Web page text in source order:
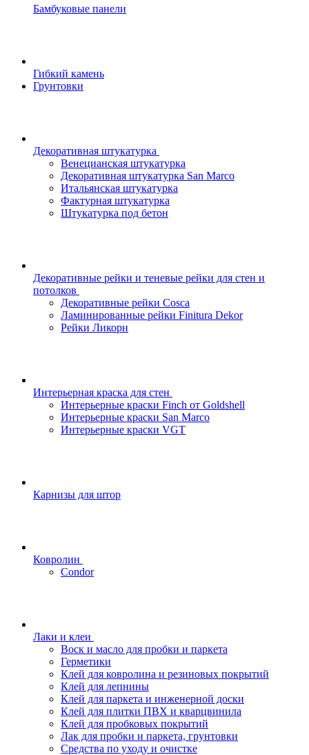
Бамбуковые панели
Гибкий камень
Грунтовки
Декоративная штукатурка
Венецианская штукатурка
Декоративная штукатурка San Marco
Итальянская штукатурка
Фактурная штукатурка
Штукатурка под бетон
Декоративные рейки и теневые рейки для стен и
потолков
Декоративные рейки Cosca
Ламинированные рейки Finitura Dekor
Рейки Ликорн
Интерьерная краска для стен
Интерьерные краски Finch от Goldshell
Интерьерные краски San Marco
Интерьерные краски VGT
Карнизы для штор
Ковролин
Condor
Лаки и клеи
Воск и масло для пробки и паркета
Герметики
Клей для ковролина и резиновых покрытий
Клей для лепнины
Клей для паркета и инженерной доски
Клей для плитки ПВХ и кварцвинила
Клей для пробковых покрытий
Лак для пробки и паркета, грунтовки
Средства по уходу и очистке